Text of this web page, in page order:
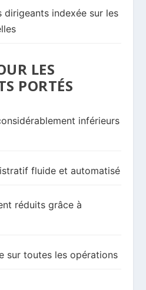
dirigeants indexée sur les
LES
PORTÉS
inférieurs
fluide et automatisé
réduits grâce à
sur toutes les opérations